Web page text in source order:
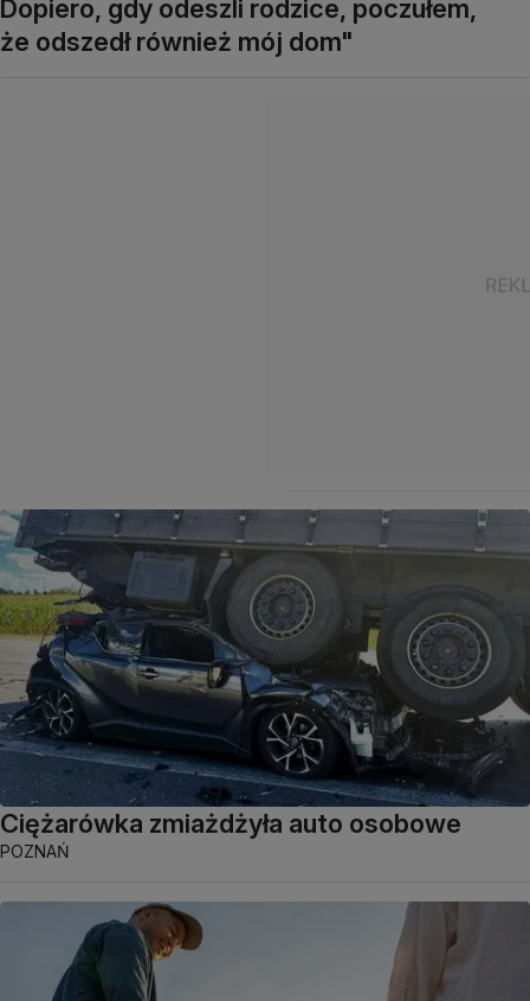
Dopiero, gdy odeszli rodzice, poczułem,
że odszedł również mój dom"
Ciężarówka zmiażdżyła auto osobowe
POZNAŃ